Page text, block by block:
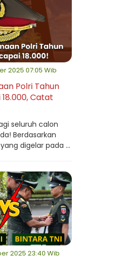
2025 07:05 Wib
Polri Tahun
Catat
seluruh calon
Berdasarkan
digelar pada ...
2025 23:40 Wib